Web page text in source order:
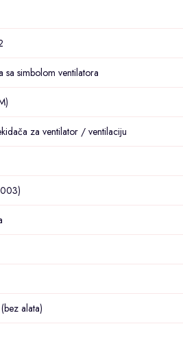
sa simbolom ventilatora
za ventilator / ventilaciju
alata)